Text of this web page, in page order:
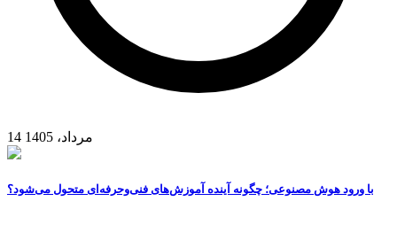
14 مرداد، 1405
با ورود هوش مصنوعی؛ چگونه آینده آموزش‌های فنی‌وحرفه‌ای متحول می‌شود؟